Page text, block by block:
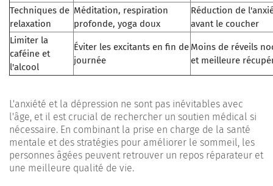
Techniques de
relaxation
Méditation, respiration
profonde, yoga doux
Réduction de
avant le coucher
Limiter la
caféine et
l'alcool
Éviter les excitants en fin de
journée
Moins de réveils
et meilleure
L'anxiété et la dépression ne sont pas inévitables avec
l'âge, et il est crucial de rechercher un soutien médical si
nécessaire. En combinant la prise en charge de la santé
mentale et des stratégies pour améliorer le sommeil, les
personnes âgées peuvent retrouver un repos réparateur et
une meilleure qualité de vie.